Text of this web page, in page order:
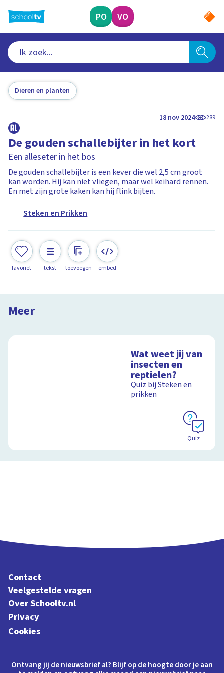
naar
hoofdinhoud
PO VO
Dieren en planten
18 nov 2024 289
De gouden schallebijter in het kort
Een alleseter in het bos
De gouden schallebijter is een kever die wel 2,5 cm groot
kan worden. Hij kan niet vliegen, maar wel keihard rennen.
En met zijn grote kaken kan hij flink bijten.
Steken en Prikken
favoriet tekst toevoegen embed
Meer
De gouden schallebijter
Steken en Prikken in Frankrijk
Wat weet jij van
insecten en
reptielen?
Quiz bij Steken en
prikken
Quiz
Contact
Veelgestelde vragen
Over Schooltv.nl
Privacy
Cookies
Ontvang jij de nieuwsbrief al? Blijf op de hoogte door je aan